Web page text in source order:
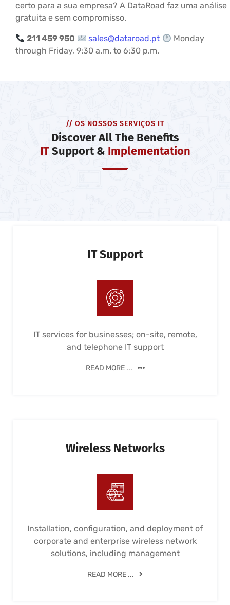
certo para a sua empresa? A DataRoad faz uma análise
gratuita e sem compromisso.
211 459 950 sales@dataroad.pt
Monday
through Friday, 9:30 a.m. to 6:30 p.m.
// OS NOSSOS SERVIÇOS IT
Discover All The Benefits
ITSupport & Implementation
IT Support
IT services for businesses; on-site, remote,
and telephone IT support
READ MORE ...
Wireless Networks
Installation, configuration, and deployment of
corporate and enterprise wireless network
solutions, including management
READ MORE ...